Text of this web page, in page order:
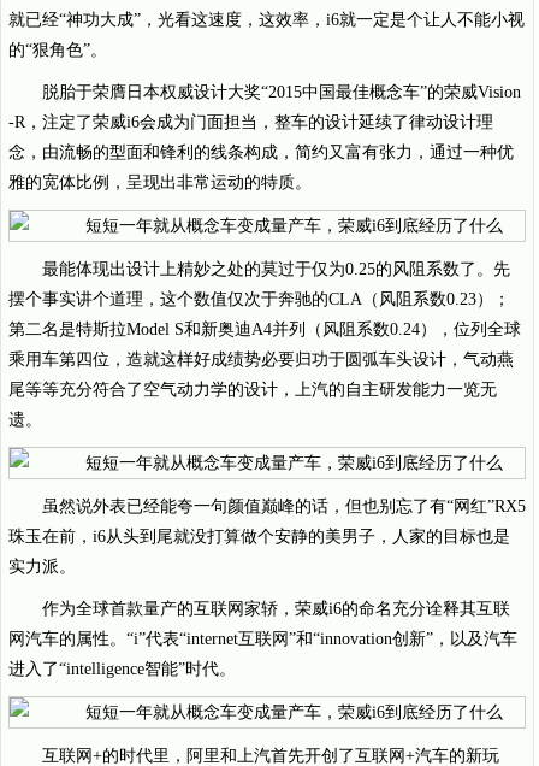
就已经“神功大成”，光看这速度，这效率，i6就一定是个让人不能小视
的“狠角色”。
脱胎于荣膺日本权威设计大奖“2015中国最佳概念车”的荣威Vision
-R，注定了荣威i6会成为门面担当，整车的设计延续了律动设计理
念，由流畅的型面和锋利的线条构成，简约又富有张力，通过一种优
雅的宽体比例，呈现出非常运动的特质。
最能体现出设计上精妙之处的莫过于仅为0.25的风阻系数了。先
摆个事实讲个道理，这个数值仅次于奔驰的CLA（风阻系数0.23）；
第二名是特斯拉Model S和新奥迪A4并列（风阻系数0.24），位列全球
乘用车第四位，造就这样好成绩势必要归功于圆弧车头设计，气动燕
尾等等充分符合了空气动力学的设计，上汽的自主研发能力一览无
遗。
虽然说外表已经能夸一句颜值巅峰的话，但也别忘了有“网红”RX5
珠玉在前，i6从头到尾就没打算做个安静的美男子，人家的目标也是
实力派。
作为全球首款量产的互联网家轿，荣威i6的命名充分诠释其互联
网汽车的属性。“i”代表“internet互联网”和“innovation创新”，以及汽车
进入了“intelligence智能”时代。
互联网+的时代里，阿里和上汽首先开创了互联网+汽车的新玩